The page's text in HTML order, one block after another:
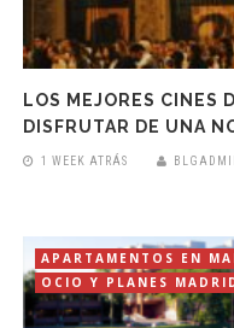
LOS MEJORES CINES
DISFRUTAR DE UNA
1 WEEK ATRÁS
APARTAMENTOS EN
OCIO Y PLANES